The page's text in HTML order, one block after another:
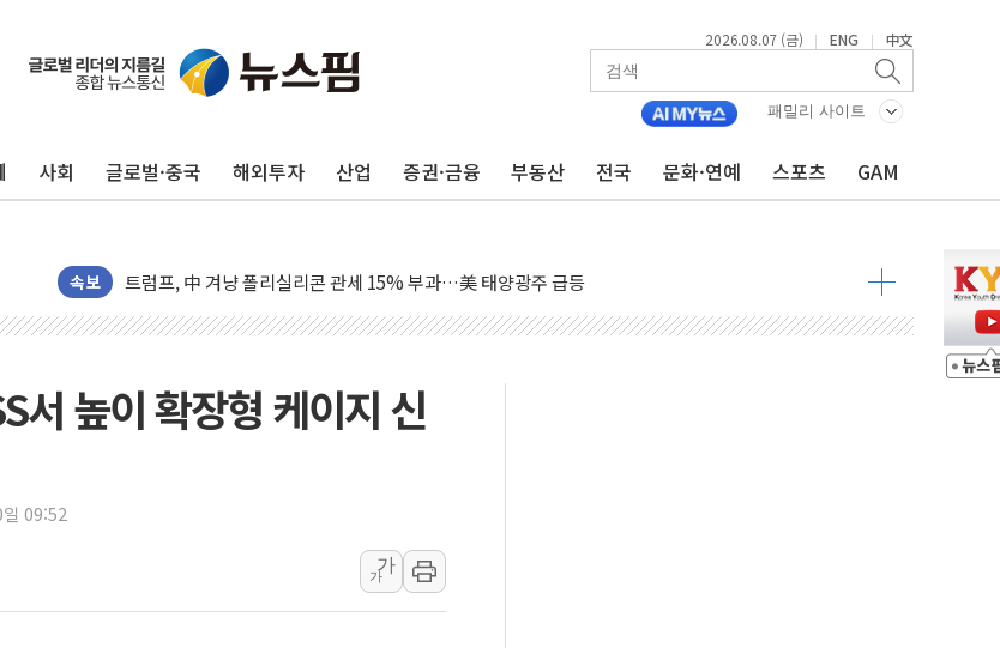
2026.08.07 (금) | ENG | 中文
패밀리 사이트
사회 글로벌·중국 해외투자 산업 증권·금융 부동산 전국 문화·연예 스포츠 GAM
속보
보훈부, 미 DPAA와 MOU… "6·25 미군 실종자 7359명 끝까지 찾겠다"
특정 정치인 측근 포항시 정책특보 내정설...포항시 '시끌'
李 "해남 태양광, 대한민국 다음 100년 밑거름…수도권 집중 완화 전환점"
트럼프, 中 겨냥 폴리실리콘 관세 15% 부과…美 태양광주 급등
[사진] 빈살만과 에르도안의 만남
남동발전, 해남군에 국내 최대 규모 400MW 태양광 착공…여의도 1.6배 규모
[인도증시] 중동 불안 속 유가 상승에 소폭 하락...금융주 낙폭 커
신길동 신축도 3.3㎡당 7250만원…써밋 클라비온 59㎡ 18억원대
용산공원·그린벨트로 또 충돌…반복되는 국토부-서울시 '정책 엇박자'
서 높이 확장형 케이지 신
09:52
가
가